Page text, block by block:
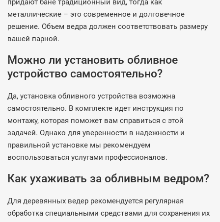
придают бане традиционный вид, тогда как
металлические – это современное и долговечное
решение. Объем ведра должен соответствовать размеру
вашей парной.
Можно ли установить обливное
устройство самостоятельно?
Да, установка обливного устройства возможна
самостоятельно. В комплекте идет инструкция по
монтажу, которая поможет вам справиться с этой
задачей. Однако для уверенности в надежности и
правильной установке мы рекомендуем
воспользоваться услугами профессионалов.
Как ухаживать за обливным ведром?
Для деревянных ведер рекомендуется регулярная
обработка специальными средствами для сохранения их